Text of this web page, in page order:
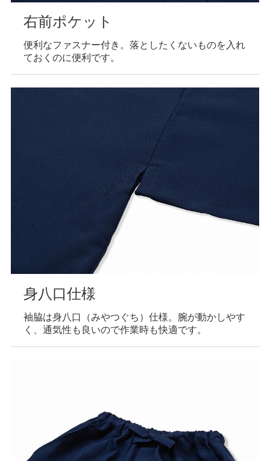
右前ポケット
便利なファスナー付き。落としたくないものを入れ
ておくのに便利です。
身八口仕様
袖脇は身八口（みやつぐち）仕様。腕が動かしやす
く、通気性も良いので作業時も快適です。